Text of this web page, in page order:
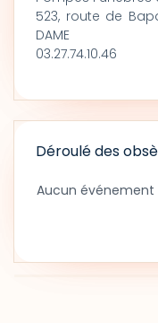
523, route de
DAME
03.27.74.10.46
Déroulé des
Aucun événement